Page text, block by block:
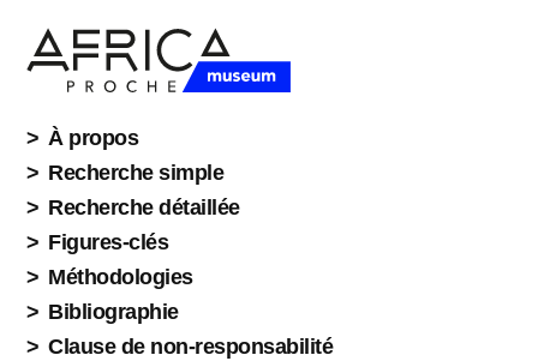
À propos
Recherche simple
Recherche détaillée
Figures-clés
Méthodologies
Bibliographie
Clause de non-responsabilité